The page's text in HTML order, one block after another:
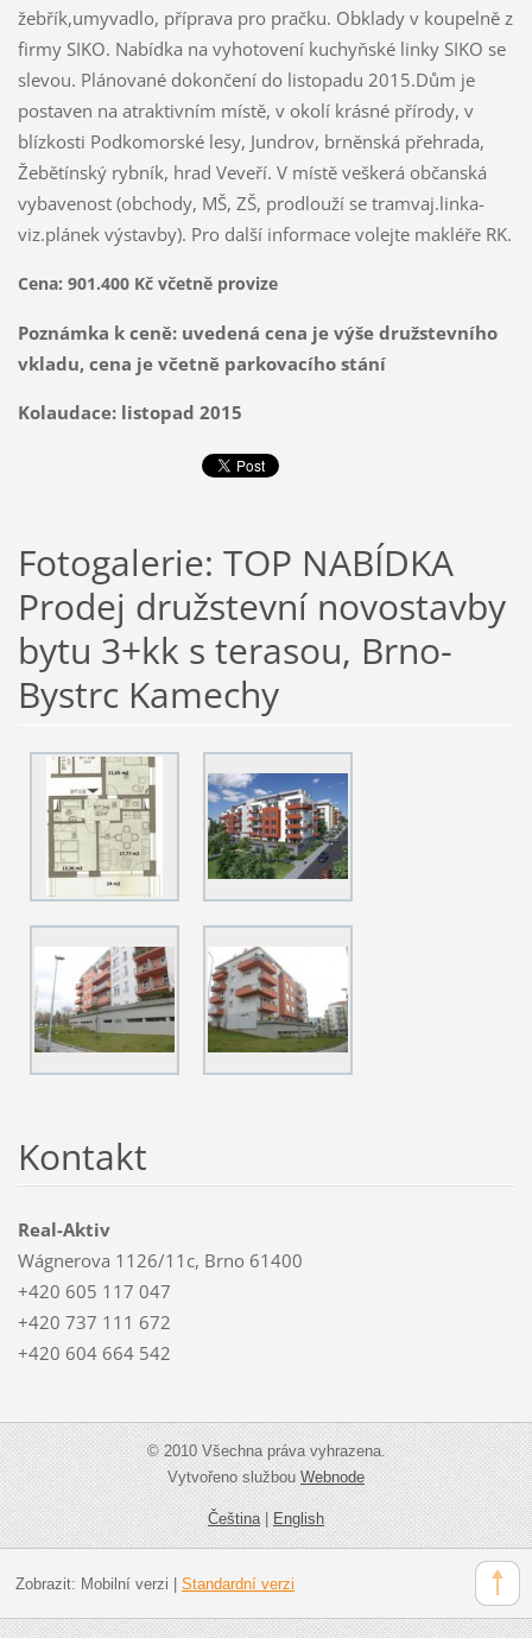
žebřík,umyvadlo, příprava pro pračku. Obklady v koupelně z
firmy SIKO. Nabídka na vyhotovení kuchyňské linky SIKO se
slevou. Plánované dokončení do listopadu 2015.Dům je
postaven na atraktivním místě, v okolí krásné přírody, v
blízkosti Podkomorské lesy, Jundrov, brněnská přehrada,
Žebětínský rybník, hrad Veveří. V místě veškerá občanská
vybavenost (obchody, MŠ, ZŠ, prodlouží se tramvaj.linka-
viz.plánek výstavby). Pro další informace volejte makléře RK.
Cena: 901.400 Kč včetně provize
Poznámka k ceně: uvedená cena je výše družstevního
vkladu, cena je včetně parkovacího stání
Kolaudace: listopad 2015
Fotogalerie: TOP NABÍDKA
Prodej družstevní novostavby
bytu 3+kk s terasou, Brno-
Bystrc Kamechy
Kontakt
Real-Aktiv
Wágnerova 1126/11c, Brno 61400
+420 605 117 047
+420 737 111 672
+420 604 664 542
© 2010 Všechna práva vyhrazena.
Vytvořeno službouWebnode
Čeština|English
Zobrazit: Mobilní verzi Standardní verzi